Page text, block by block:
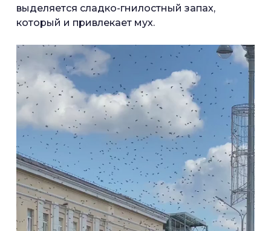
выделяется сладко-гнилостный запах,
который и привлекает мух.